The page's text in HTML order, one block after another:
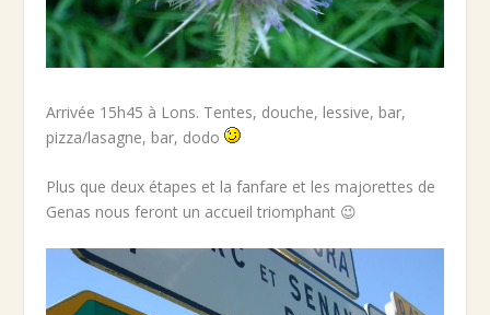
Arrivée 15h45 à Lons. Tentes, douche, lessive, bar,
pizza/lasagne, bar, dodo
Plus que deux étapes et la fanfare et les majorettes de
Genas nous feront un accueil triomphant 😉